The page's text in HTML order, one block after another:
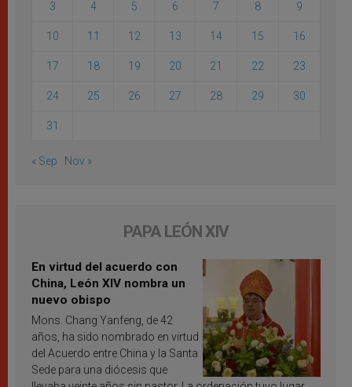
3 4 5 6 7 8 9
10 11 12 13 14 15 16
17 18 19 20 21 22 23
24 25 26 27 28 29 30
31
« Sep Nov »
PAPA LEÓN XIV
En virtud del acuerdo con
China, León XIV nombra un
nuevo obispo
Mons. Chang Yanfeng, de 42
años, ha sido nombrado en virtud
del Acuerdo entre China y la Santa
Sede para una diócesis que